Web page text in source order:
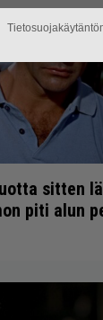
sitten
piti alun